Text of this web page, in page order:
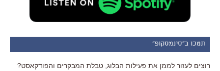
תמכו ב"סינמסקופ"
רוצים לעזור לממן את פעילות הבלוג, טבלת המבקרים והפודקאסט?